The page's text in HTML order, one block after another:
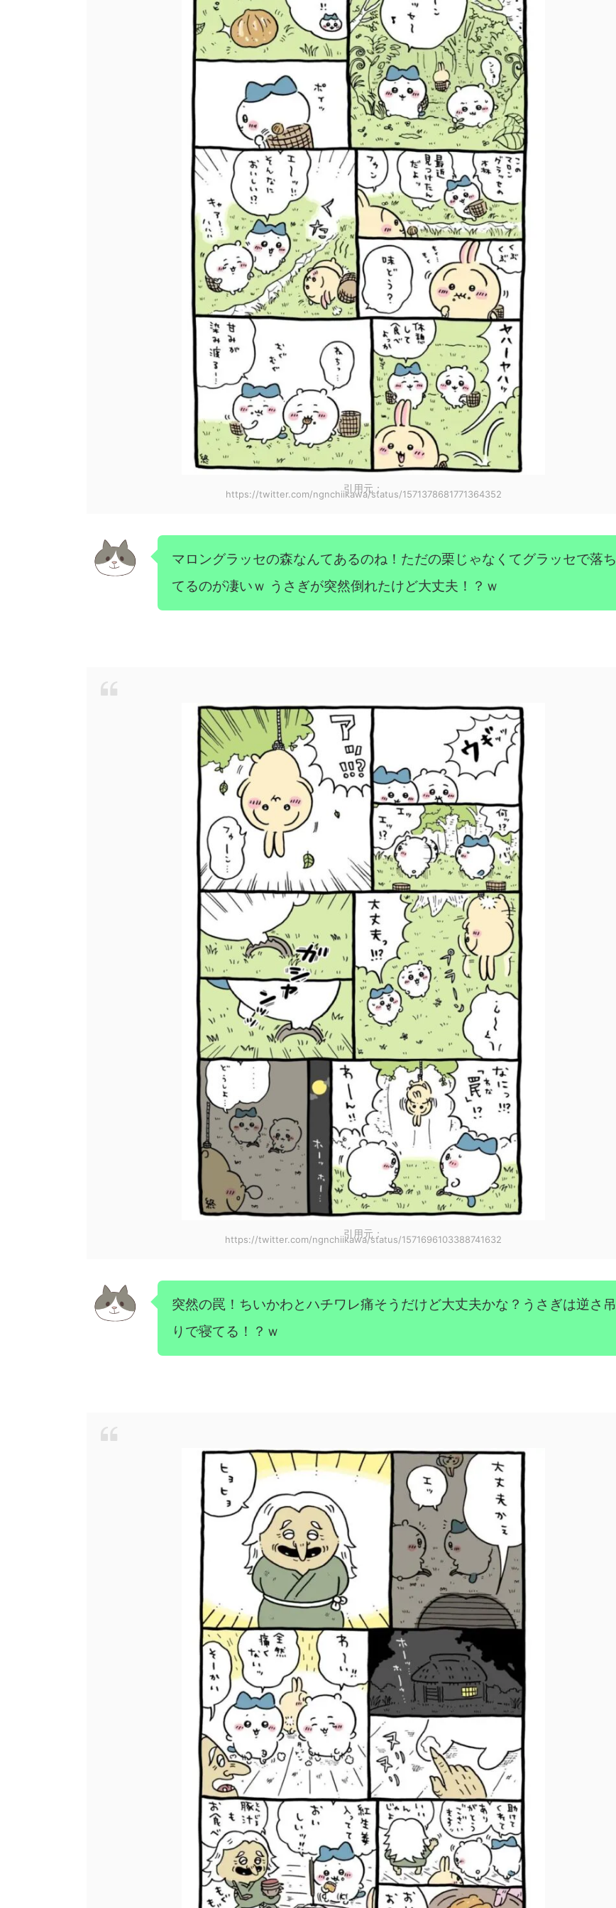
引用元：
https://twitter.com/ngnchiikawa/status/1571378681771364352
マロングラッセの森なんてあるのね！ただの栗じゃなくてグラッセで落ち
てるのが凄いｗ うさぎが突然倒れたけど大丈夫！？ｗ
引用元：
https://twitter.com/ngnchiikawa/status/1571696103388741632
突然の罠！ちいかわとハチワレ痛そうだけど大丈夫かな？うさぎは逆さ吊
りで寝てる！？ｗ